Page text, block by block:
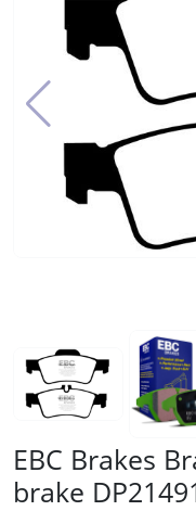
EBC Brakes
brake